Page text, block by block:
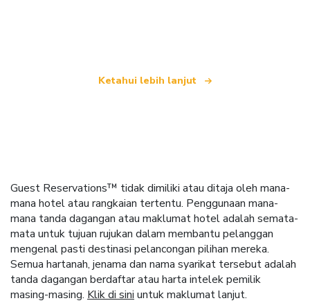
Ketahui lebih lanjut
Guest Reservations™ tidak dimiliki atau ditaja oleh mana-
mana hotel atau rangkaian tertentu. Penggunaan mana-
mana tanda dagangan atau maklumat hotel adalah semata-
mata untuk tujuan rujukan dalam membantu pelanggan
mengenal pasti destinasi pelancongan pilihan mereka.
Semua hartanah, jenama dan nama syarikat tersebut adalah
tanda dagangan berdaftar atau harta intelek pemilik
masing-masing. Klik di sini untuk maklumat lanjut.